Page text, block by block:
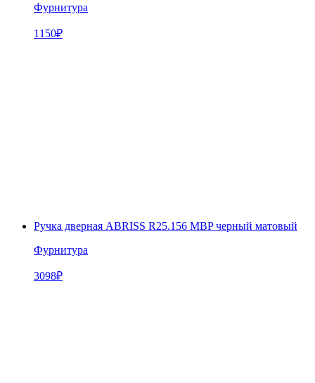
Фурнитура
1150₽
Ручка дверная ABRISS R25.156 MBP черный матовый
Фурнитура
3098₽